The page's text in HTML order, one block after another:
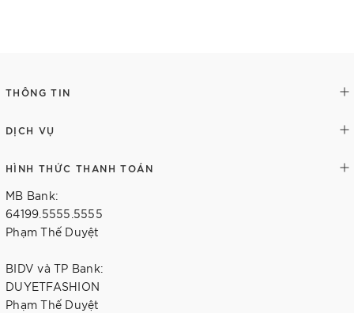
THÔNG TIN
DỊCH VỤ
HÌNH THỨC THANH TOÁN
MB Bank:
64199.5555.5555
Phạm Thế Duyệt
BIDV và TP Bank:
DUYETFASHION
Phạm Thế Duyệt